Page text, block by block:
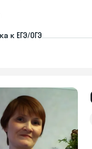
к ЕГЭ/ОГЭ